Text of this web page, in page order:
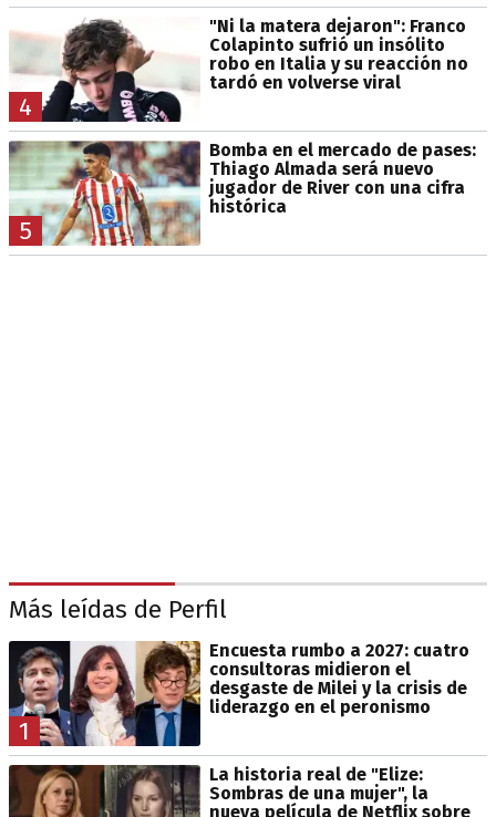
4
"Ni la matera dejaron": Franco
Colapinto sufrió un insólito
robo en Italia y su reacción no
tardó en volverse viral
5
Bomba en el mercado de pases:
Thiago Almada será nuevo
jugador de River con una cifra
histórica
Más leídas de Perfil
1
Encuesta rumbo a 2027: cuatro
consultoras midieron el
desgaste de Milei y la crisis de
liderazgo en el peronismo
La historia real de "Elize:
Sombras de una mujer", la
nueva película de Netflix sobre